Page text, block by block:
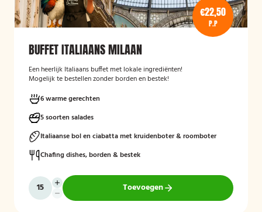
€22,50
P.P
BUFFET ITALIAANS MILAAN
Een heerlijk Italiaans buffet met lokale ingrediënten!
Mogelijk te bestellen zonder borden en bestek!
6 warme gerechten
5 soorten salades
Italiaanse bol en ciabatta met kruidenboter & roomboter
Chafing dishes, borden & bestek
Toevoegen